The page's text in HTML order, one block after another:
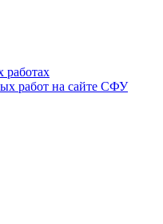
работ на сайте СФУ